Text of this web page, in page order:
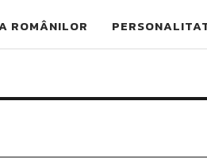
ROMÂNILOR